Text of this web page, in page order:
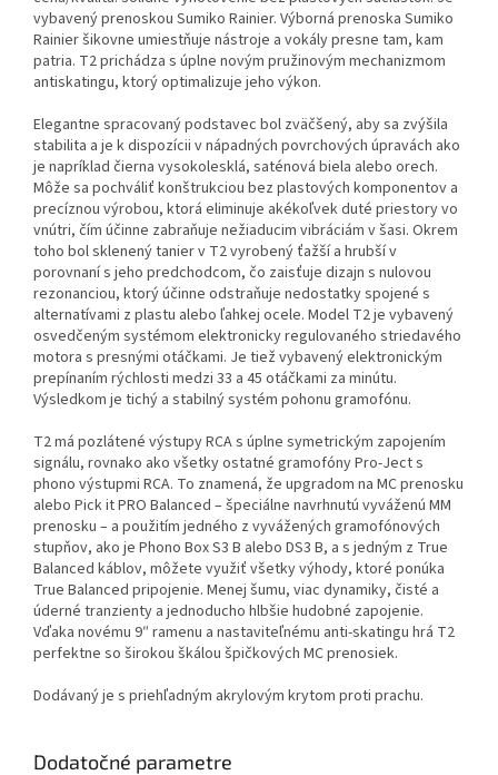
vybavený prenoskou Sumiko Rainier. Výborná prenoska Sumiko
Rainier šikovne umiestňuje nástroje a vokály presne tam, kam
patria. T2 prichádza s úplne novým pružinovým mechanizmom
antiskatingu, ktorý optimalizuje jeho výkon.
Elegantne spracovaný podstavec bol zväčšený, aby sa zvýšila
stabilita a je k dispozícii v nápadných povrchových úpravách ako
je napríklad čierna vysokolesklá, saténová biela alebo orech.
Môže sa pochváliť konštrukciou bez plastových komponentov a
precíznou výrobou, ktorá eliminuje akékoľvek duté priestory vo
vnútri, čím účinne zabraňuje nežiaducim vibráciám v šasi. Okrem
toho bol sklenený tanier v T2 vyrobený ťažší a hrubší v
porovnaní s jeho predchodcom, čo zaisťuje dizajn s nulovou
rezonanciou, ktorý účinne odstraňuje nedostatky spojené s
alternatívami z plastu alebo ľahkej ocele. Model T2 je vybavený
osvedčeným systémom elektronicky regulovaného striedavého
motora s presnými otáčkami. Je tiež vybavený elektronickým
prepínaním rýchlosti medzi 33 a 45 otáčkami za minútu.
Výsledkom je tichý a stabilný systém pohonu gramofónu.
T2 má pozlátené výstupy RCA s úplne symetrickým zapojením
signálu, rovnako ako všetky ostatné gramofóny Pro-Ject s
phono výstupmi RCA. To znamená, že upgradom na MC prenosku
alebo Pick it PRO Balanced – špeciálne navrhnutú vyváženú MM
prenosku – a použitím jedného z vyvážených gramofónových
stupňov, ako je Phono Box S3 B alebo DS3 B, a s jedným z True
Balanced káblov, môžete využiť všetky výhody, ktoré ponúka
True Balanced pripojenie. Menej šumu, viac dynamiky, čisté a
úderné tranzienty a jednoducho hlbšie hudobné zapojenie.
Vďaka novému 9″ ramenu a nastaviteľnému anti-skatingu hrá T2
perfektne so širokou škálou špičkových MC prenosiek.
Dodávaný je s priehľadným akrylovým krytom proti prachu.
Dodatočné parametre